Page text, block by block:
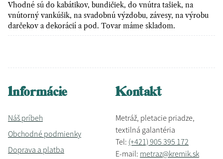
Vhodné sú do kabátikov, bundičiek, do vnútra tašiek, na
vnútorný vankúšik, na svadobnú výzdobu, závesy, na výrobu
darčekov a dekorácií a pod. Tovar máme skladom.
Informácie
Náš príbeh
Obchodné podmienky
Doprava a platba
Kontakt
Metráž, pletacie priadze,
textilná galantéria
Tel: (+421) 905 395 172
E-mail: metraz@kremik.sk